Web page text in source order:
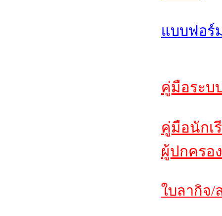
แบบฟอร์
คู่มือระบ
คู่มือนักเ
ผู้ปกครอ
ใบลากิจ/